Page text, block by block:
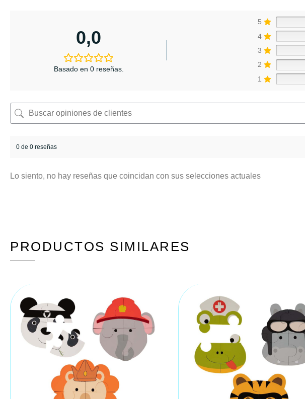
0,0
Basado en 0 reseñas.
5
4
3
2
1
0 de 0 reseñas
Lo siento, no hay reseñas que coincidan con sus selecciones actuales
PRODUCTOS SIMILARES